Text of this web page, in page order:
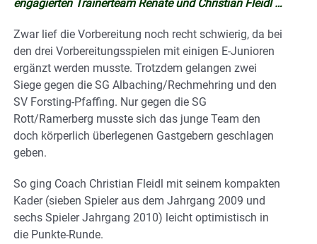
engagierten Trainerteam Renate und Christian Fleidl …
Zwar lief die Vorbereitung noch recht schwierig, da bei
den drei Vorbereitungsspielen mit einigen E-Junioren
ergänzt werden musste. Trotzdem gelangen zwei
Siege gegen die SG Albaching/Rechmehring und den
SV Forsting-Pfaffing. Nur gegen die SG
Rott/Ramerberg musste sich das junge Team den
doch körperlich überlegenen Gastgebern geschlagen
geben.
So ging Coach Christian Fleidl mit seinem kompakten
Kader (sieben Spieler aus dem Jahrgang 2009 und
sechs Spieler Jahrgang 2010) leicht optimistisch in
die Punkte-Runde.